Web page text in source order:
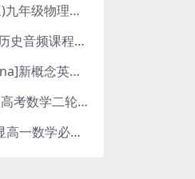
沪科版(初三)九年级物理全一册网课教学视频全集(录播版 杜春雨 66讲)
王芳讲中国历史音频课程全集(上下五千年)
[胡金铭 Diana]新概念英语第1册教学视频课程(全集 百度网盘下载)
胡源2024届高考数学二轮寒假春季精讲 百度网盘分享
2022赵礼显高一数学必修一课程视频资源(秋季班 含讲义)百度网盘云